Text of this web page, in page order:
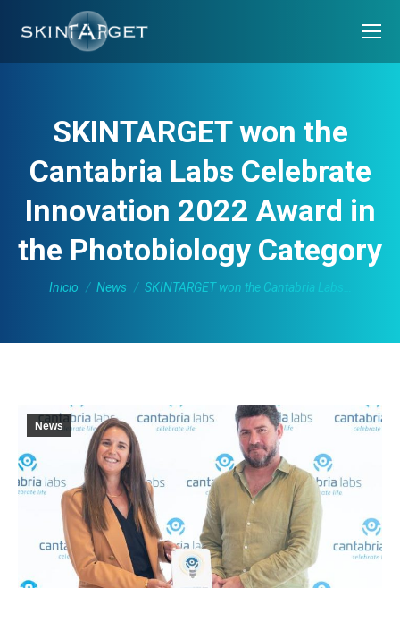
SKINTARGET won the
Cantabria Labs Celebrate
Innovation 2022 Award in
the Photobiology Category
Estás aquí:
Inicio News SKINTARGET won the Cantabria Labs…
News